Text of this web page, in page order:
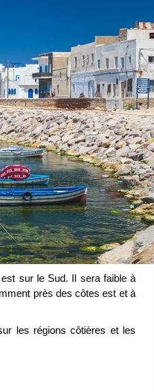
sur le Sud. Il sera faible à
près des côtes est et à
les régions côtières et les